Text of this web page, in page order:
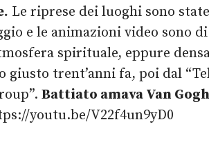
Le riprese dei luoghi sono
e le animazioni video sono
spirituale, eppure
trent’anni fa, poi dal
Battiato amava Van
youtu.be/V22f4un9yD0